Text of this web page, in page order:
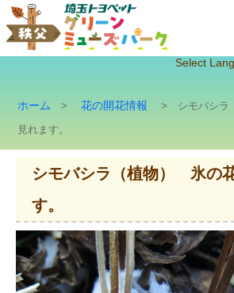
Select
ホーム >花の開花情報 > シモバシラ
見れます。
シモバシラ（植物） 氷の
す。